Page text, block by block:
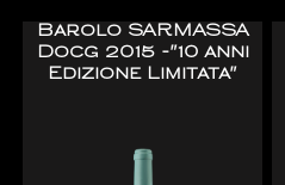
Barolo SARMASSA
Docg 2015 -"10 anni
Edizione Limitata"